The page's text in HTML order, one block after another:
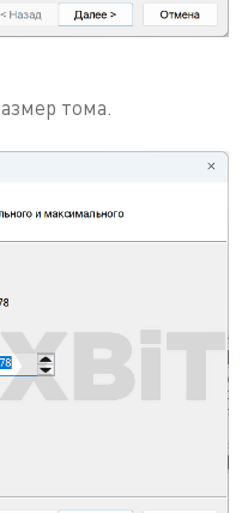
тома.